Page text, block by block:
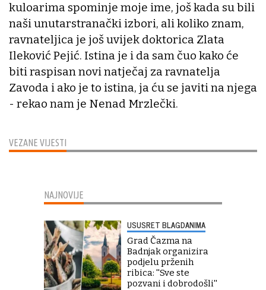
VEZANE VIJESTI
kuloarima spominje moje ime, još kada su bili
naši unutarstranački izbori, ali koliko znam,
ravnateljica je još uvijek doktorica Zlata
Ileković Pejić. Istina je i da sam čuo kako će
biti raspisan novi natječaj za ravnatelja
Zavoda i ako je to istina, ja ću se javiti na njega
- rekao nam je Nenad Mrzlečki.
NAJNOVIJE
USUSRET BLAGDANIMA
Grad Čazma na
Badnjak organizira
podjelu prženih
ribica: ''Sve ste
pozvani i dobrodošli''